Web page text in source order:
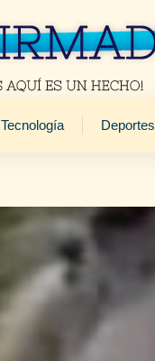
Tecnología Deportes